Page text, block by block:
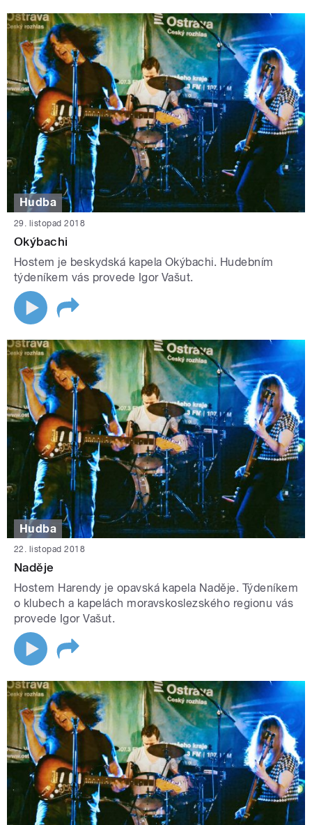
Hudba
29. listopad 2018
Okýbachi
Hostem je beskydská kapela Okýbachi. Hudebním
týdeníkem vás provede Igor Vašut.
Hudba
22. listopad 2018
Naděje
Hostem Harendy je opavská kapela Naděje. Týdeníkem
o klubech a kapelách moravskoslezského regionu vás
provede Igor Vašut.